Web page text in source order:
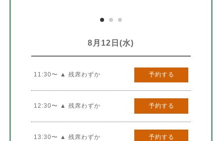
8月12日(水)
11:30〜 ▲ 残席わずか 予約する
12:30〜 ▲ 残席わずか 予約する
13:30〜 ▲ 残席わずか 予約する